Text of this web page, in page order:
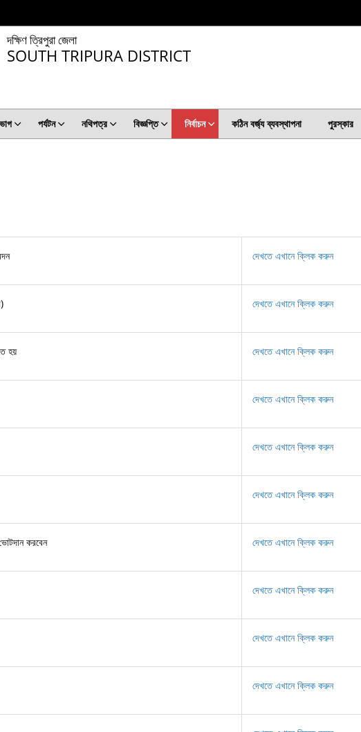
দক্ষিণ ত্রিপুরা জেলা
SOUTH TRIPURA DISTRICT
পর্যটন নথিপত্র বিজ্ঞপ্তি নির্বাচন কঠিন বর্জ্য ব্যবস্থাপনা পুরস্কার
দেখতে এখানে ক্লিক করুন
দেখতে এখানে ক্লিক করুন
হয় দেখতে এখানে ক্লিক করুন
দেখতে এখানে ক্লিক করুন
দেখতে এখানে ক্লিক করুন
দেখতে এখানে ক্লিক করুন
করবেন দেখতে এখানে ক্লিক করুন
দেখতে এখানে ক্লিক করুন
দেখতে এখানে ক্লিক করুন
দেখতে এখানে ক্লিক করুন